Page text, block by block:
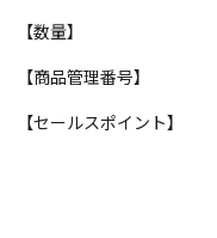
【数量】
【商品管理番号】
【セールスポイント】